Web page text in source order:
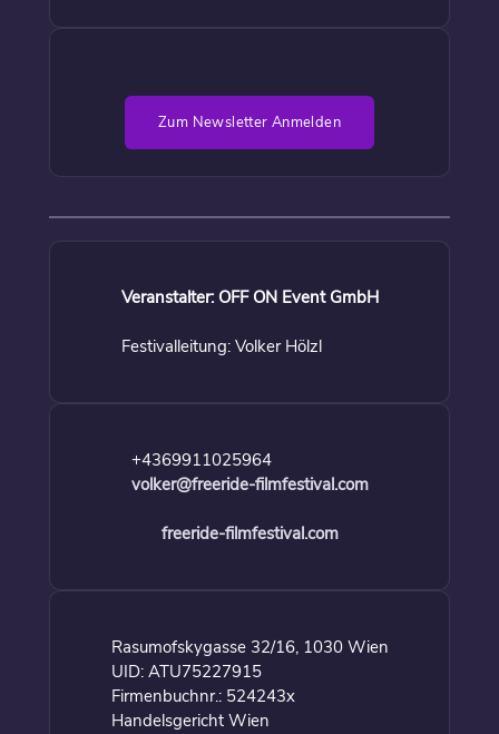
Zum Newsletter Anmelden
Veranstalter: OFF ON Event GmbH
Festivalleitung: Volker Hölzl
+4369911025964
volker@freeride-filmfestival.com
freeride-filmfestival.com
Rasumofskygasse 32/16, 1030 Wien
UID: ATU75227915
Firmenbuchnr.: 524243x
Handelsgericht Wien